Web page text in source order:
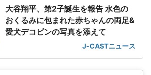
大谷翔平、第2子誕生を報告 水色の
おくるみに包まれた赤ちゃんの両足&
愛犬デコピンの写真を添えて
J-CASTニュース